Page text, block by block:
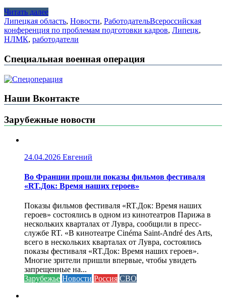
Читать далее
Липецкая область, Новости, РаботодательВсероссийская
конференция по проблемам подготовки кадров, Липецк,
НЛМК, работодатели
Специальная военная операция
Наши Вконтакте
Зарубежные новости
24.04.2026 Евгений
Во Франции прошли показы фильмов фестиваля
«RT.Док: Время наших героев»
Показы фильмов фестиваля «RT.Док: Время наших
героев» состоялись в одном из кинотеатров Парижа в
нескольких кварталах от Лувра, сообщили в пресс-
службе RT. «В кинотеатре Cinéma Saint-André des Arts,
всего в нескольких кварталах от Лувра, состоялись
показы фестиваля «RT.Док: Время наших героев».
Многие зрители пришли впервые, чтобы увидеть
запрещенные на...
Зарубежье Новости Россия СВО